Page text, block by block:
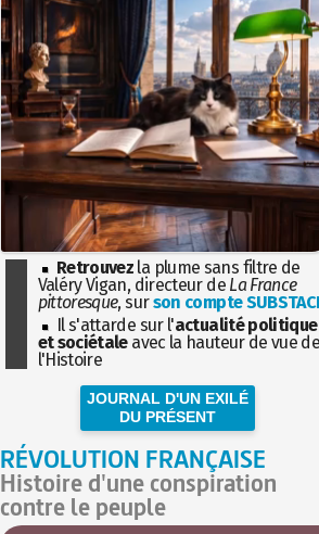
Retrouvez la plume sans filtre de
Valéry Vigan, directeur de La France
pittoresque, surson compte
Il s'attarde sur l'actualité politique
et sociétaleavec la hauteur de vue
l'Histoire
JOURNAL D'UN EXILÉ
DU PRÉSENT
RÉVOLUTION FRANÇAISE
Histoire d'une conspiration
contre le peuple